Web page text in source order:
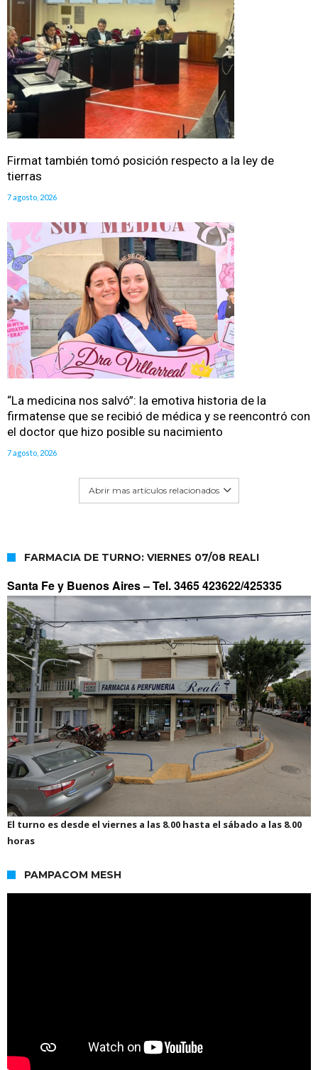
Firmat también tomó posición respecto a la ley de
tierras
7 agosto, 2026
“La medicina nos salvó”: la emotiva historia de la
firmatense que se recibió de médica y se reencontró con
el doctor que hizo posible su nacimiento
7 agosto, 2026
Abrir mas artículos relacionados
FARMACIA DE TURNO: VIERNES 07/08 REALI
Santa Fe y Buenos Aires –Tel. 3465 423622/425335
El turno es desde el viernes a las 8.00 hasta el sábado a las 8.00
horas
PAMPACOM MESH